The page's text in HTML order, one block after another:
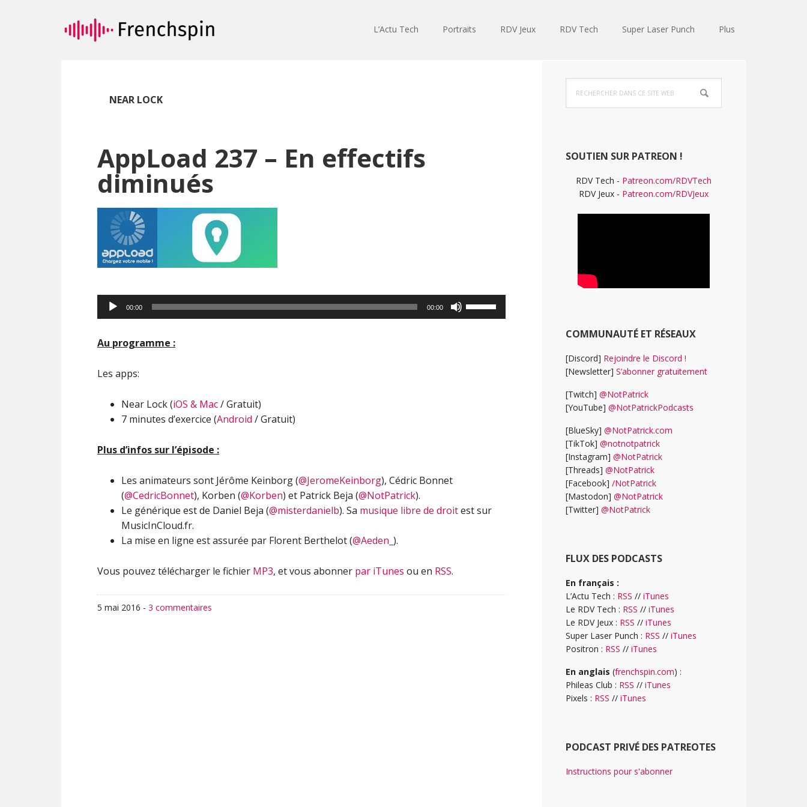
au
contenu
la
L’Actu Tech Portraits RDV Jeux RDV Tech Super Laser Punch Plus
NEAR LOCK
AppLoad 237 – En effectifs
diminués
Lecteur
audio
00:00 00:00
les
Au programme :
Les apps:
Near Lock (iOS & Mac/ Gratuit)
7 minutes d’exercice (Android / Gratuit)
Plus d’infos sur l’épisode :
Les animateurs sont Jérôme Keinborg (@JeromeKeinborg), Cédric Bonnet
(@CedricBonnet), Korben (@Korben) et Patrick Beja (@NotPatrick).
Le générique est de Daniel Beja (@misterdanielb). Sa musique libre de droitest sur
MusicInCloud.fr.
La mise en ligne est assurée par Florent Berthelot (@Aeden_ ).
Vous pouvez télécharger le fichier MP3, et vous abonner par iTunes ou en RSS.
5 mai 2016 - 3 commentaires
Barre
latérale
dans
ce
SOUTIEN SUR PATREON !
RDV Tech - Patreon.com/RDVTech
RDV Jeux - Patreon.com/RDVJeux
COMMUNAUTÉ ET RÉSEAUX
[Discord] Rejoindre le Discord !
[Newsletter] S’abonner gratuitement
[Twitch] @NotPatrick
[YouTube] @NotPatrickPodcasts
[BlueSky] @NotPatrick.com
[TikTok] @notnotpatrick
[Instagram] @NotPatrick
[Threads] @NotPatrick
[Facebook] /NotPatrick
[Mastodon] @NotPatrick
[Twitter] @NotPatrick
FLUX DES PODCASTS
En français :
L’Actu Tech : RSS // iTunes
Le RDV Tech : RSS // iTunes
Le RDV Jeux : RSS // iTunes
Super Laser Punch : RSS // iTunes
Positron : RSS // iTunes
En anglais (frenchspin.com) :
Phileas Club : RSS // iTunes
Pixels : RSS // iTunes
PODCAST PRIVÉ DES PATREOTES
Instructions pour s'abonner